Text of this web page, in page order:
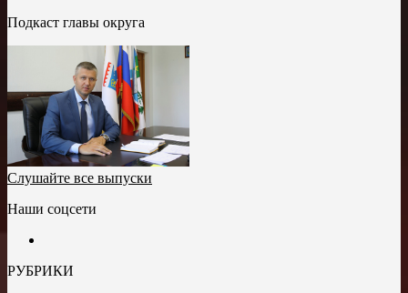
Подкаст главы округа
Слушайте все выпуски
Наши соцсети
РУБРИКИ